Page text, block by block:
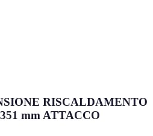
RISCALDAMENTO
mm ATTACCO